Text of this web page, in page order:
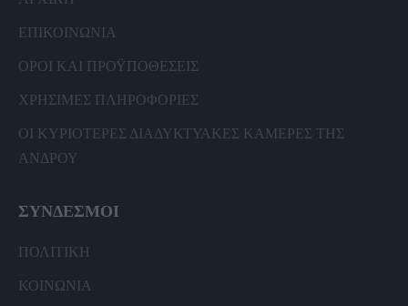
ΕΠΙΚΟΙΝΩΝΙΑ
ΟΡΟΙ ΚΑΙ ΠΡΟΫΠΟΘΕΣΕΙΣ
ΧΡΗΣΙΜΕΣ ΠΛΗΡΟΦΟΡΙΕΣ
ΟΙ ΚΥΡΙΟΤΕΡΕΣ ΔΙΑΔΥΚΤΥΑΚΕΣ ΚΑΜΕΡΕΣ ΤΗΣ
ΑΝΔΡΟΥ
ΣΥΝΔΕΣΜΟΙ
ΠΟΛΙΤΙΚΗ
ΚΟΙΝΩΝΙΑ